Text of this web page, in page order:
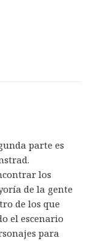
parte es
los
de la gente
de los que
el escenario
para